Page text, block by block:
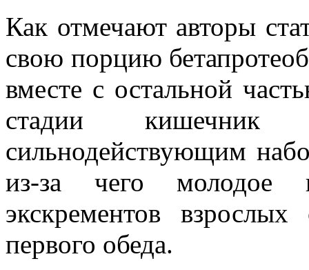
Как отмечают авторы
свою порцию
вместе с остальной
стадии кишечник
сильнодействующим
из-за чего молодое
экскрементов
первого обеда.